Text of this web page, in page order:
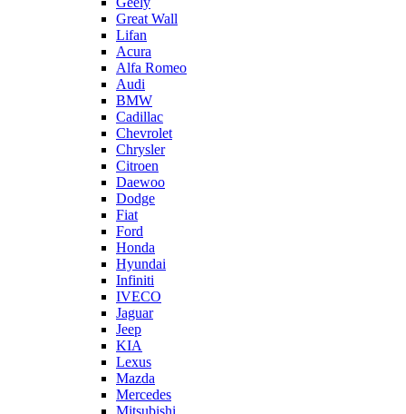
Great Wall
Lifan
Acura
Alfa Romeo
Audi
BMW
Cadillac
Chevrolet
Chrysler
Citroen
Daewoo
Dodge
Fiat
Ford
Honda
Hyundai
Infiniti
IVECO
Jaguar
Jeep
KIA
Lexus
Mazda
Mercedes
Mitsubishi